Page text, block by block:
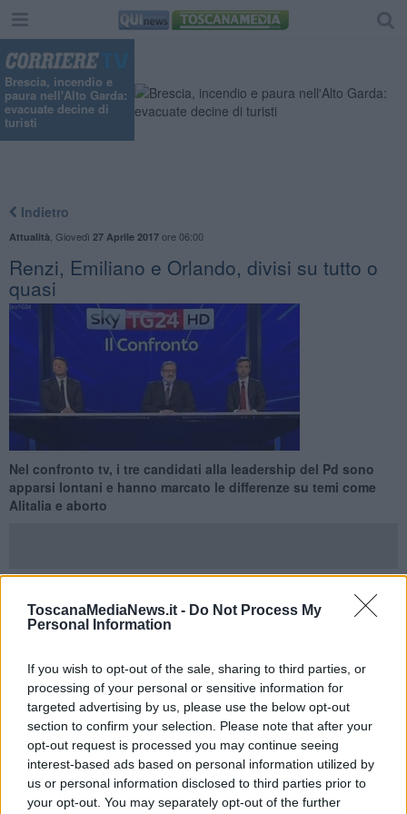
ToscanaMediaNews.it - Do Not Process My
Personal Information
If you wish to opt-out of the sale, sharing to third parties, or
processing of your personal or sensitive information for
targeted advertising by us, please use the below opt-out
section to confirm your selection. Please note that after your
opt-out request is processed you may continue seeing
interest-based ads based on personal information utilized by
us or personal information disclosed to third parties prior to
your opt-out. You may separately opt-out of the further
Brescia, incendio e
paura nell'Alto Garda:
evacuate decine di
turisti
Indietro
Attualità Giovedì 27 Aprile 2017ore 06:00
Renzi, Emiliano e Orlando, divisi su tutto o
quasi
Nel confronto tv, i tre candidati alla leadership del Pd sono
apparsi lontani e hanno marcato le differenze su temi come
Alitalia e aborto
FIRENZE —Un'ora è durato il serrato confronto tv su Sky tra
marcato le differenze su temi come la patrimoniale, Alitalia, gli 80
euro ma anche sui diritti, come quello all'aborto.
Il dibattito è stato scandito da un countdown da 1 minuto e 30
secondi al massimo per le risposte dei candidati, con tre possibilità
di replica da 30 secondi ciascuna, domande incrociate tra i
candidati e dai supporter degli avversari e appello finale.